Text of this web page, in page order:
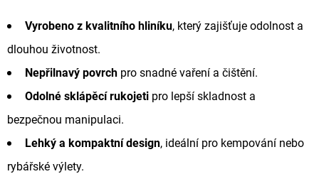
Vyrobeno z kvalitního hliníku, který zajišťuje odolnost a
dlouhou životnost.
Nepřilnavý povrch pro snadné vaření a čištění.
Odolné sklápěcí rukojeti pro lepší skladnost a
bezpečnou manipulaci.
Lehký a kompaktní design, ideální pro kempování nebo
rybářské výlety.
E
GIANTS
FISHING
KAPROVÝ
NÁVAZEC
BOILIE
PLUS
25LB